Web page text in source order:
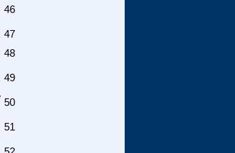
46
47
48
49
50
51